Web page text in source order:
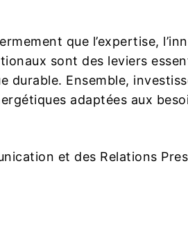
que l’expertise,
sont des leviers
durable. Ensemble,
adaptées aux
et des Relations